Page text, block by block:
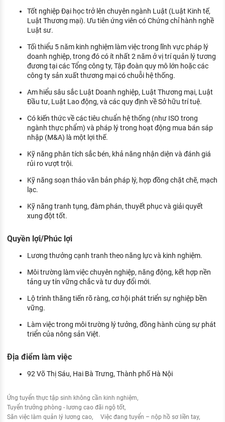
Tốt nghiệp Đại học trở lên chuyên ngành Luật (Luật Kinh tế,
Luật Thương mại). Ưu tiên ứng viên có Chứng chỉ hành nghề
Luật sư.
Tối thiểu 5 năm kinh nghiệm làm việc trong lĩnh vực pháp lý
doanh nghiệp, trong đó có ít nhất 2 năm ở vị trí quản lý tương
đương tại các Tổng công ty, Tập đoàn quy mô lớn hoặc các
công ty sản xuất thương mại có chuỗi hệ thống.
Am hiểu sâu sắc Luật Doanh nghiệp, Luật Thương mại, Luật
Đầu tư, Luật Lao động, và các quy định về Sở hữu trí tuệ.
Có kiến thức về các tiêu chuẩn hệ thống (như ISO trong
ngành thực phẩm) và pháp lý trong hoạt động mua bán sáp
nhập (M&A) là một lợi thế.
Kỹ năng phân tích sắc bén, khả năng nhận diện và đánh giá
rủi ro vượt trội.
Kỹ năng soạn thảo văn bản pháp lý, hợp đồng chặt chẽ, mạch
lạc.
Kỹ năng tranh tụng, đàm phán, thuyết phục và giải quyết
xung đột tốt.
Quyền lợi/Phúc lợi
Lương thưởng cạnh tranh theo năng lực và kinh nghiệm.
Môi trường làm việc chuyên nghiệp, năng động, kết hợp nền
tảng uy tín vững chắc và tư duy đổi mới.
Lộ trình thăng tiến rõ ràng, cơ hội phát triển sự nghiệp bền
vững.
Làm việc trong môi trường lý tưởng, đồng hành cùng sự phát
triển của nông sản Việt.
Địa điểm làm việc
92 Võ Thị Sáu, Hai Bà Trưng, Thành phố Hà Nội
Ứng tuyển thực tập sinh không cần kinh nghiệm
Tuyển trưởng phòng - lương cao đãi ngộ tốt
Săn việc làm quản lý lương cao
Việc đang tuyển – nộp hồ sơ liền tay